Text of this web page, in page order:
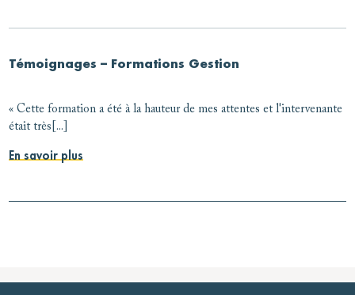
Témoignages – Formations Gestion
« Cette formation a été à la hauteur de mes attentes et l'intervenante
était très[...]
En savoir plus